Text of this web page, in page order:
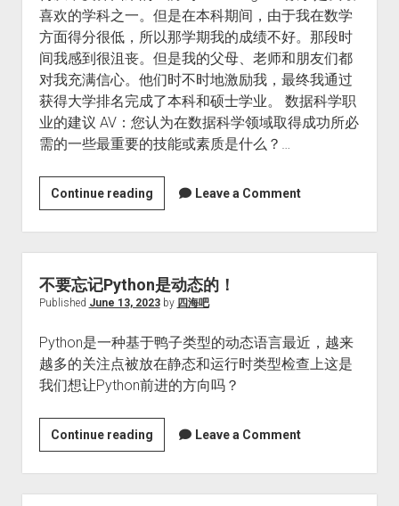
喜欢的学科之一。但是在本科期间，由于我在数学
方面得分很低，所以那学期我的成绩不好。那段时
间我感到很沮丧。但是我的父母、老师和朋友们都
对我充满信心。他们时不时地激励我，最终我通过
获得大学排名完成了本科和硕士学业。 数据科学职
业的建议 AV：您认为在数据科学领域取得成功所必
需的一些最重要的技能或素质是什么？…
Continue reading与
数
据
科
学
助
教
授
Sagar
Pande
博
士
的
Leave a Comment
不要忘记Python是动态的！
Published June 13, 2023by 四海吧
Python是一种基于鸭子类型的动态语言最近，越来
越多的关注点被放在静态和运行时类型检查上这是
我们想让Python前进的方向吗？
Continue reading不
要
忘
记
Leave a Comment